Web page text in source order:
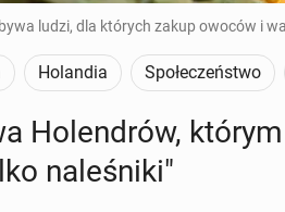
ludzi, dla których zakup owoców i
Holandia Społeczeństwo
Ho­len­drów,
na­le­śni­ki"